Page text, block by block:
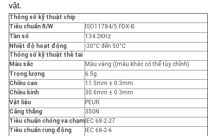
PRIVACY
POLICY
vật.
Thông số kỹ thuật chip
Tiêu chuẩn R/W
ISO11784/5 FDX-B
Tần số
134.2KHz
Nhiệt độ hoạt động
-30°C đến 50°C
Thông số kỹ thuật thẻ tai
Màu sắc
Màu vàng ((màu khác có thể tùy chỉnh)
Trọng lượng
6.5g
Chiều cao
11.5mm ± 0.3mm
Chiều kính
30.6mm ± 0.3mm
Vật liệu
PEUR
Căng thẳng
350N
Tiêu chuẩn chống va chạm IEC 68-2-27
Tiêu chuẩn rung động
IEC 68-2-6